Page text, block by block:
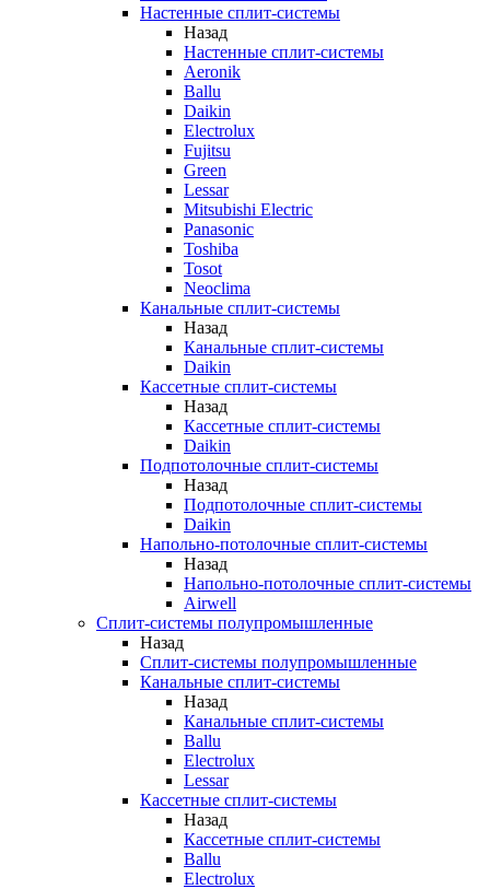
Настенные сплит-системы
Назад
Настенные сплит-системы
Aeronik
Ballu
Daikin
Electrolux
Fujitsu
Green
Lessar
Mitsubishi Electric
Panasonic
Toshiba
Tosot
Neoclima
Канальные сплит-системы
Назад
Канальные сплит-системы
Daikin
Кассетные сплит-системы
Назад
Кассетные сплит-системы
Daikin
Подпотолочные сплит-системы
Назад
Подпотолочные сплит-системы
Daikin
Напольно-потолочные сплит-системы
Назад
Напольно-потолочные сплит-системы
Airwell
Сплит-системы полупромышленные
Назад
Сплит-системы полупромышленные
Канальные сплит-системы
Назад
Канальные сплит-системы
Ballu
Electrolux
Lessar
Кассетные сплит-системы
Назад
Кассетные сплит-системы
Ballu
Electrolux